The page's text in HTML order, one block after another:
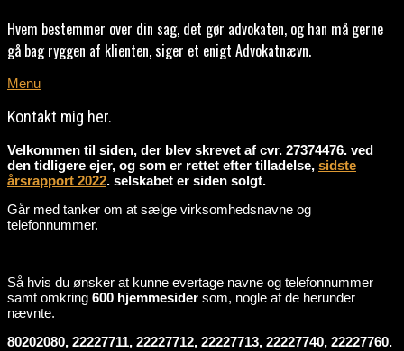
Hvem bestemmer over din sag, det gør advokaten, og han må gerne
gå bag ryggen af klienten, siger et enigt Advokatnævn.
Menu
Kontakt mig her.
Velkommen til siden, der blev skrevet af cvr. 27374476. ved
den tidligere ejer, og som er rettet efter tilladelse, sidste
årsrapport 2022. selskabet er siden solgt.
Går med tanker om at sælge virksomhedsnavne og
telefonnummer.
Så hvis du ønsker at kunne evertage navne og telefonnummer
samt omkring 600 hjemmesider som, nogle af de herunder
nævnte.
80202080, 22227711, 22227712, 22227713, 22227740, 22227760.